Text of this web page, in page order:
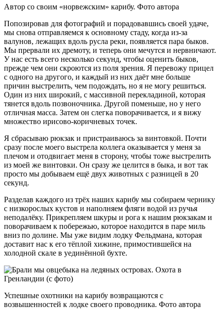
Автор со своим «норвежским» карибу. Фото автора
Попозировав для фотографий и порадовавшись своей удаче,
мы снова отправляемся к основному стаду, когда из-за
валунов, лежащих вдоль русла реки, появляется пара быков.
Мы прервали их дремоту, и теперь они мечутся и нервничают.
У нас есть всего несколько секунд, чтобы оценить быков,
прежде чем они скроются из поля зрения. Я перевожу прицел
с одного на другого, и каждый из них даёт мне больше
причин выстрелить, чем подождать, но я не могу решиться.
Один из них широкий, с массивной перекладиной, которая
тянется вдоль позвоночника. Другой поменьше, но у него
отличная масса. Затем он слегка поворачивается, и я вижу
множество ирисово-коричневых точек.
Я сбрасываю рюкзак и пристраиваюсь за винтовкой. Почти
сразу после моего выстрела коллега оказывается у меня за
плечом и отодвигает меня в сторону, чтобы тоже выстрелить
из моей же винтовки. Он сразу же целится в быка, и вот так
просто мы добываем ещё двух животных с разницей в 20
секунд.
Разделав каждого из трёх наших карибу мы собираем чернику
с низкорослых кустов и наполняем фляги водой из ручья
неподалёку. Прикрепляем шкуры и рога к нашим рюкзакам и
поворачиваем к побережью, которое находится в паре миль
вниз по долине. Мы уже видим лодку Фельдмана, которая
доставит нас к его тёплой хижине, примостившейся на
холодной скале в уединённой бухте.
Успешные охотники на карибу возвращаются с
возвышенностей к лодке своего проводника. Фото автора